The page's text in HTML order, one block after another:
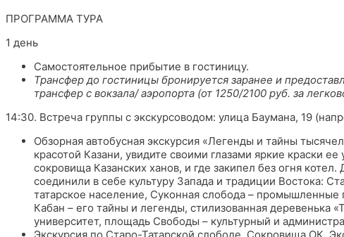
ПРОГРАММА ТУРА
1 день
Самостоятельное прибытие в гостиницу.
Трансфер до гостиницы бронируется заранее и
трансфер с вокзала/ аэропорта (от 1250/2100 руб. за
14:30. Встреча группы с экскурсоводом: улица Баумана, 19
Обзорная автобусная экскурсия «Легенды и тайны
красотой Казани, увидите своими глазами яркие краски
сокровища Казанских ханов, и где закипел без огня
соединили в себе культуру Запада и традиции Востока:
татарское население, Суконная слобода –
Кабан – его тайны и легенды, стилизованная деревенька
университет, площадь Свободы – культурный и